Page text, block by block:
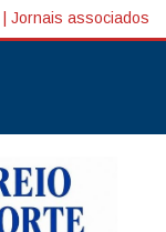
Jornais associados